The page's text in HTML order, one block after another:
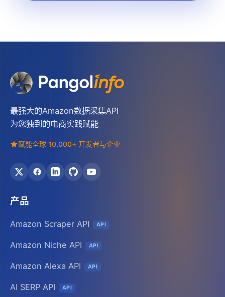
最强大的Amazon数据采集API
为您独到的电商实践赋能
赋能全球 10,000+ 开发者与企业
产品
Amazon Scraper API API
Amazon Niche API API
Amazon Alexa API API
AI SERP API API